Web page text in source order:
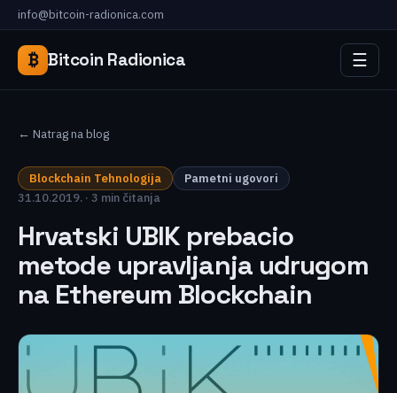
info@bitcoin-radionica.com
₿ Bitcoin Radionica ☰
← Natrag na blog
Blockchain Tehnologija
Pametni ugovori
31.10.2019. · 3 min čitanja
Hrvatski UBIK prebacio
metode upravljanja udrugom
na Ethereum Blockchain